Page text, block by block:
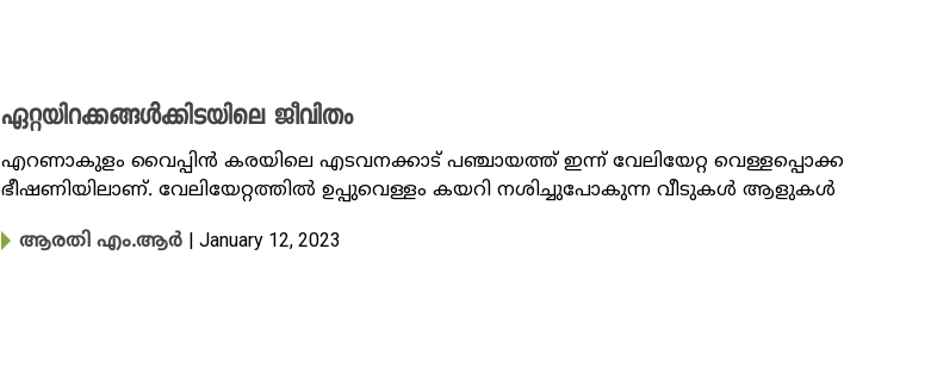
ഏറ്റയിറക്കങ്ങള്‍ക്കിടയിലെ ജീവിതം
എറണാകുളം വൈപ്പിൻ കരയിലെ എടവനക്കാട് പഞ്ചായത്ത്‌ ഇന്ന് വേലിയേറ്റ വെള്ളപ്പൊക്ക
ഭീഷണിയിലാണ്. വേലിയേറ്റത്തിൽ ഉപ്പുവെള്ളം കയറി നശിച്ചുപോകുന്ന വീടുകൾ ആളുകൾ
ആരതി എം.ആർ | January 12, 2023